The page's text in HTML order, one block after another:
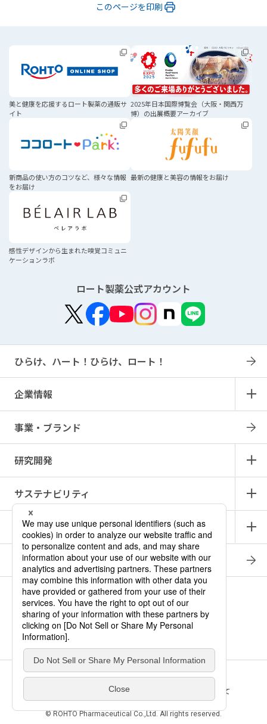
このページを印刷
美と健康を応援するロート製薬の通販サ
イト
2025年日本国際博覧会 （大阪・関西万
博）の出展概要アーカイブ
新商品の使い方のコツなど、 様々な情報
をお届け
最新の健康と美容の情報をお届け
感性デザインから生まれた嗅覚コミュニ
ケーションラボ
ロート製薬公式アカウント
ひらけ、ハート！ひらけ、ロート！
企業情報
事業・ブランド
研究開発
サステナビリティ
IR情報
採用情報
商品情報サイト
產品中文介紹
ロート メディカル・アイ
ニュース
お問い合わせ
サイトマップ
プライバシー・ポリシー
ソーシャルメディアポリシー
このサイトの利用について
© ROHTO Pharmaceutical Co.,Ltd. All rights reserved.